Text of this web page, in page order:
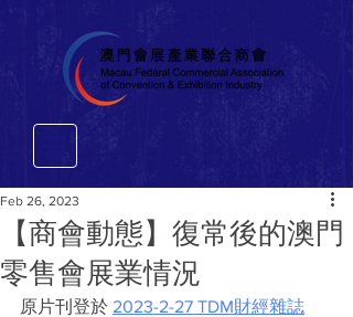
【商會動態】復常後的澳門
零售會展業情況
Feb 26, 2023
原片刊登於 2023-2-27 TDM財經雜誌